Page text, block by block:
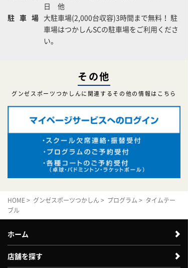
日 他
駐車場 大駐車場(2,000台収容)3時間まで無料！ 駐
車場はつかしんSCの駐車場をご利用くださ
い。
その他
グンゼスポーツつかしんに関連するその他の情報はこちら
HOME> グンゼスポーツつかしん > プログラム > タイムテー
ブル
ホーム
店舗を探す